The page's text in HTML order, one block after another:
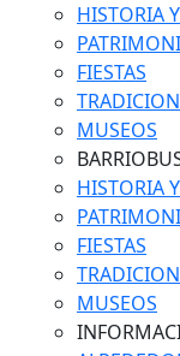
HISTORIA
FIESTAS
MUSEOS
HISTORIA
FIESTAS
MUSEOS